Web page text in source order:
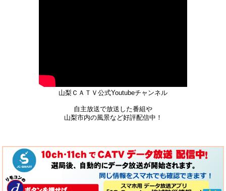
山梨ＣＡＴＶ公式Youtubeチャンネル
自主放送で放送した番組や
山梨市内の風景など好評配信中！